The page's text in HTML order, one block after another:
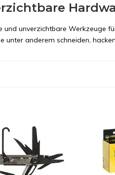
und unverzichtbare Werkzeuge
unter anderem schneiden,